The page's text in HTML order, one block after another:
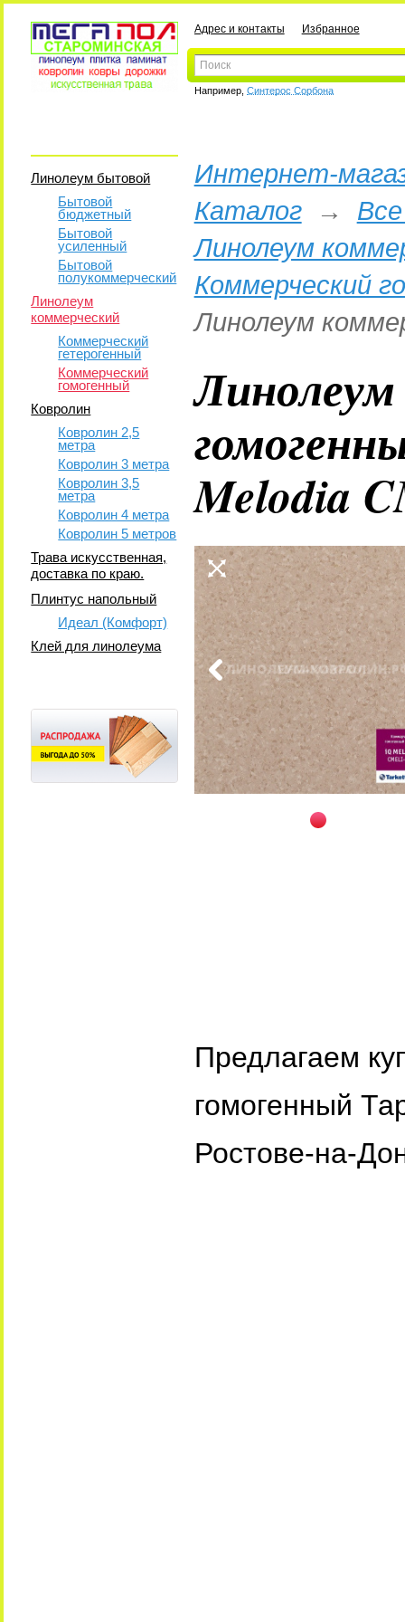
Адрес и контакты Избранное
Например, Синтерос Сорбона
Линолеум бытовой
Бытовой
бюджетный
Бытовой
усиленный
Бытовой
полукоммерческий
Линолеум
коммерческий
Коммерческий
гетерогенный
Коммерческий
гомогенный
Ковролин
Ковролин 2,5
метра
Ковролин 3 метра
Ковролин 3,5
метра
Ковролин 4 метра
Ковролин 5 метров
Трава искусственная,
доставка по краю.
Плинтус напольный
Идеал (Комфорт)
Клей для линолеума
Интернет-
Каталог→
Линолеум
Коммерческий
Линолеум
Melodia
Предлагаем
гомогенный
Ростове-на-